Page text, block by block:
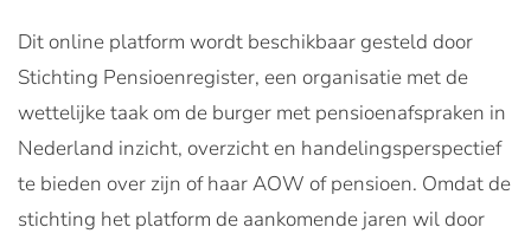
Dit online platform wordt beschikbaar gesteld door
Stichting Pensioenregister, een organisatie met de
wettelijke taak om de burger met pensioenafspraken in
Nederland inzicht, overzicht en handelingsperspectief
te bieden over zijn of haar AOW of pensioen. Omdat de
stichting het platform de aankomende jaren wil door